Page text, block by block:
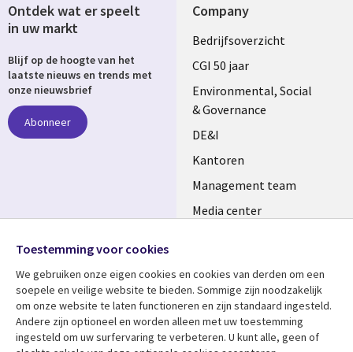
Company
Useful
links
NETHERLANDS
Bedrijfsoverzicht
CGI 50 jaar
Environmental, Social
& Governance
DE&I
Kantoren
Management team
Media center
Bekijk meer Support
Ontdek wat er speelt
in uw markt
Blijf op de hoogte van het
laatste nieuws en trends met
onze nieuwsbrief
Abonneer
Media
NETHERLANDS
Toestemming voor cookies
We gebruiken onze eigen cookies en cookies van derden om een ​​
soepele en veilige website te bieden. Sommige zijn noodzakelijk
om onze website te laten functioneren en zijn standaard ingesteld.
Andere zijn optioneel en worden alleen met uw toestemming
ingesteld om uw surfervaring te verbeteren. U kunt alle, geen of